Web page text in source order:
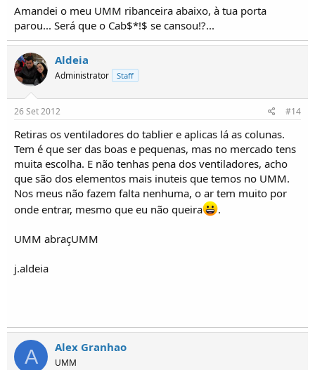
Amandei o meu UMM ribanceira abaixo, à tua porta
parou... Será que o Cab$*!$ se cansou!?...
Aldeia
Administrator Staff
26 Set 2012 #14
Retiras os ventiladores do tablier e aplicas lá as colunas.
Tem é que ser das boas e pequenas, mas no mercado tens
muita escolha. E não tenhas pena dos ventiladores, acho
que são dos elementos mais inuteis que temos no UMM.
Nos meus não fazem falta nenhuma, o ar tem muito por
onde entrar, mesmo que eu não queira
.
UMM abraçUMM
j.aldeia
A Alex Granhao
UMM